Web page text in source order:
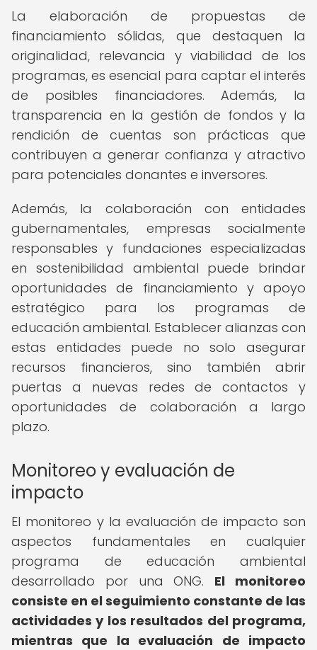
La elaboración de propuestas de
financiamiento sólidas, que destaquen la
originalidad, relevancia y viabilidad de los
programas, es esencial para captar el interés
de posibles financiadores. Además, la
transparencia en la gestión de fondos y la
rendición de cuentas son prácticas que
contribuyen a generar confianza y atractivo
para potenciales donantes e inversores.
Además, la colaboración con entidades
gubernamentales, empresas socialmente
responsables y fundaciones especializadas
en sostenibilidad ambiental puede brindar
oportunidades de financiamiento y apoyo
estratégico para los programas de
educación ambiental. Establecer alianzas con
estas entidades puede no solo asegurar
recursos financieros, sino también abrir
puertas a nuevas redes de contactos y
oportunidades de colaboración a largo
plazo.
Monitoreo y evaluación de
impacto
El monitoreo y la evaluación de impacto son
aspectos fundamentales en cualquier
programa de educación ambiental
desarrollado por una ONG. El monitoreo
consiste en el seguimiento constante de las
actividades y los resultados del programa,
mientras que la evaluación de impacto